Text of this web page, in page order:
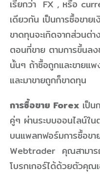
เรียกว่า FX , หรือ
เดียวกัน เป็นการซื้อขาย
ขาดทุนจะเกิดจากส่วนต่
ตอนที่ขาย ตามการขึ้นล
นั้นๆ ถ้าซื้อถูกและขายแ
และมาขายถูกก็ขาดทุน
การซื้อขาย Forex เป็น
คู่ๆ ผ่านระบบออนไลน์ใน
บนแพลทฟอร์มการซื้อข
Webtrader คุณสามาร
โบรกเกอร์ได้ด้วยตัวคุณ